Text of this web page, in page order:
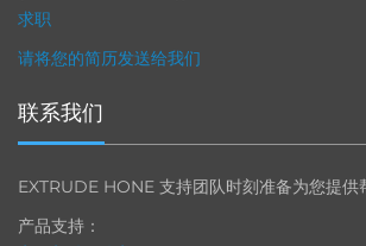
求职
请将您的简历发送给我们
联系我们
EXTRUDE HONE 支持团队时刻准备为您提供
产品支持：